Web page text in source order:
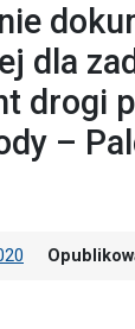
dla
drogi
–